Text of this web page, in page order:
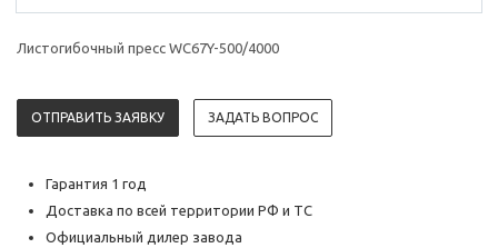
Листогибочный пресс WC67Y-500/4000
ОТПРАВИТЬ ЗАЯВКУ ЗАДАТЬ ВОПРОС
Гарантия 1 год
Доставка по всей территории РФ и ТС
Официальный дилер завода